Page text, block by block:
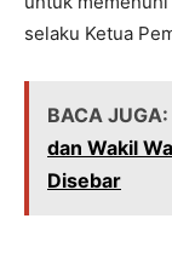
selaku Ketua
BACA JUGA:
dan Wakil
Disebar